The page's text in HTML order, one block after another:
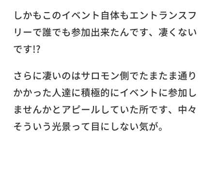
しかもこのイベント自体もエントランスフ
リーで誰でも参加出来たんです、凄くない
です!?
さらに凄いのはサロモン側でたまたま通り
かかった人達に積極的にイベントに参加し
ませんかとアピールしていた所です、中々
そういう光景って目にしない気が。